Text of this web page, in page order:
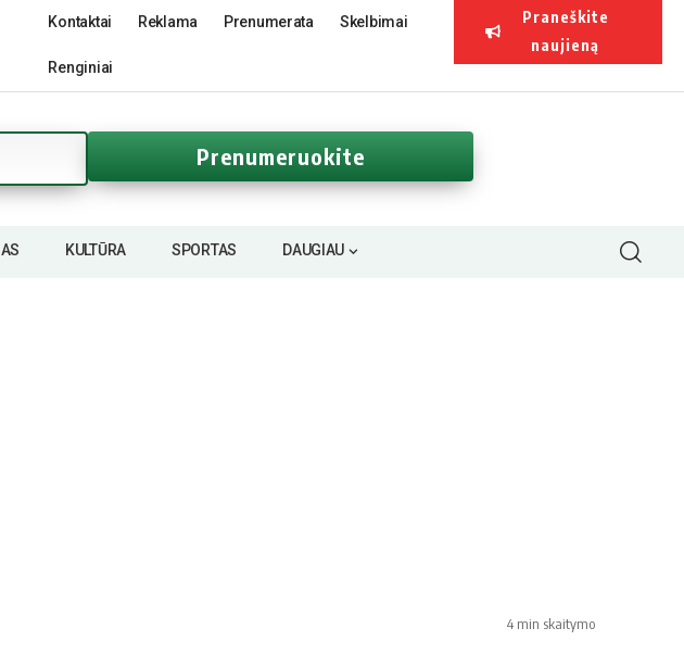
Kontaktai Reklama Prenumerata Skelbimai
Renginiai
Praneškite
naujieną
Prenumeruokite
KULTŪRA SPORTAS DAUGIAU
4 min skaitymo